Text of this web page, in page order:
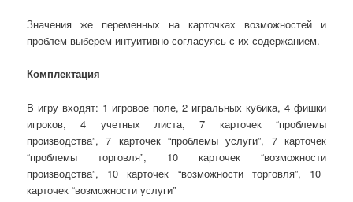
Значения же переменных на карточках возможностей и
проблем выберем интуитивно согласуясь с их содержанием.
Комплектация
В игру входят: 1 игровое поле, 2 игральных кубика, 4 фишки
игроков, 4 учетных листа, 7 карточек “проблемы
производства”, 7 карточек “проблемы услуги”, 7 карточек
“проблемы торговля”, 10 карточек “возможности
производства”, 10 карточек “возможноститорговля”, 10
карточек “возможности услуги”